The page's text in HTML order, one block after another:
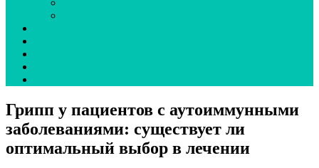
Грипп у пациентов с аутоиммунными
заболеваниями: существует ли
оптимальный выбор в лечении